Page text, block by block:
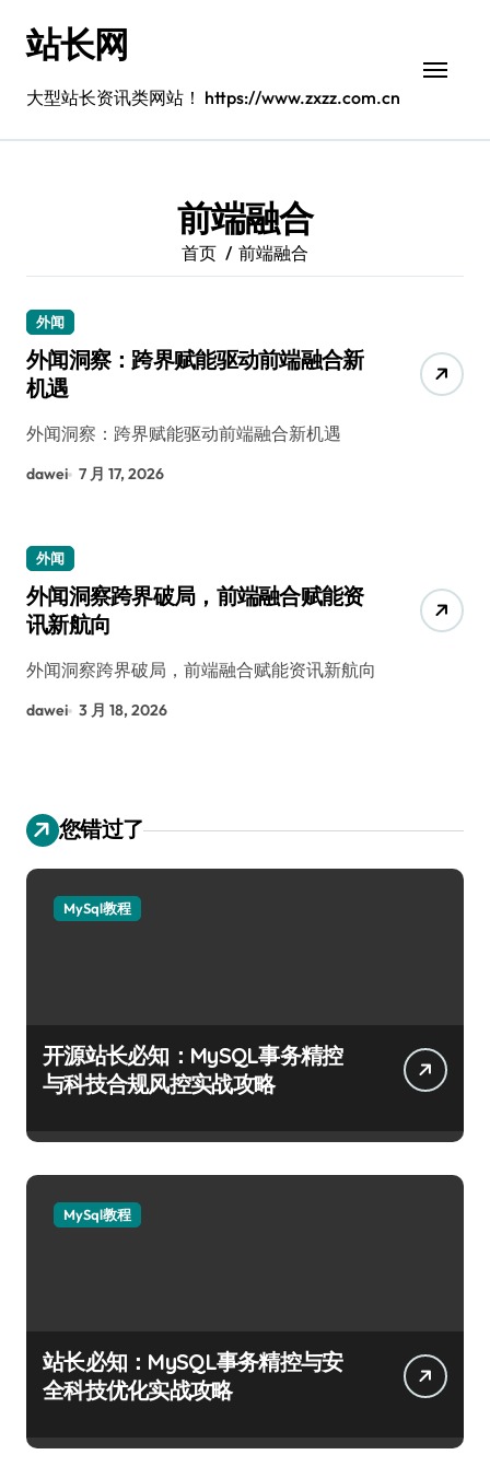
站长网
大型站长资讯类网站！ https://www.zxzz.com.cn
前端融合
首页 前端融合
外闻
外闻洞察：跨界赋能驱动前端融合新
机遇
外闻洞察：跨界赋能驱动前端融合新机遇
dawei 7 月 17, 2026
外闻
外闻洞察跨界破局，前端融合赋能资
讯新航向
外闻洞察跨界破局，前端融合赋能资讯新航向
dawei 3 月 18, 2026
您错过了
MySql教程
开源站长必知：MySQL事务精控
与科技合规风控实战攻略
MySql教程
站长必知：MySQL事务精控与安
全科技优化实战攻略